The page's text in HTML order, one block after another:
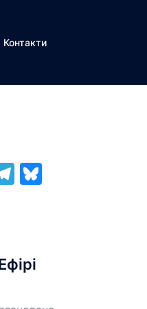
Контакти
Telegram
Bluesky